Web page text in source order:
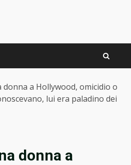
donna a Hollywood, omicidio o
lui era paladino dei
donna a